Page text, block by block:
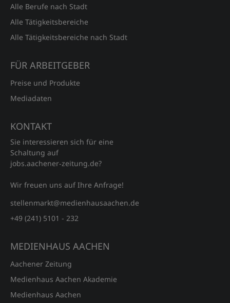
Alle Berufe nach Stadt
Alle Tätigkeitsbereiche
Alle Tätigkeitsbereiche nach Stadt
FÜR ARBEITGEBER
Preise und Produkte
Mediadaten
KONTAKT
Sie interessieren sich für eine
Schaltung auf
jobs.aachener‑zeitung.de?
Wir freuen uns auf Ihre Anfrage!
stellenmarkt@medienhausaachen.de
+49 (241) 5101 - 232
MEDIENHAUS AACHEN
Aachener Zeitung
Medienhaus Aachen Akademie
Medienhaus Aachen